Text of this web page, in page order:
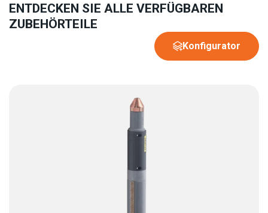
ENTDECKEN SIE ALLE VERFÜGBAREN
ZUBEHÖRTEILE
Konfigurator